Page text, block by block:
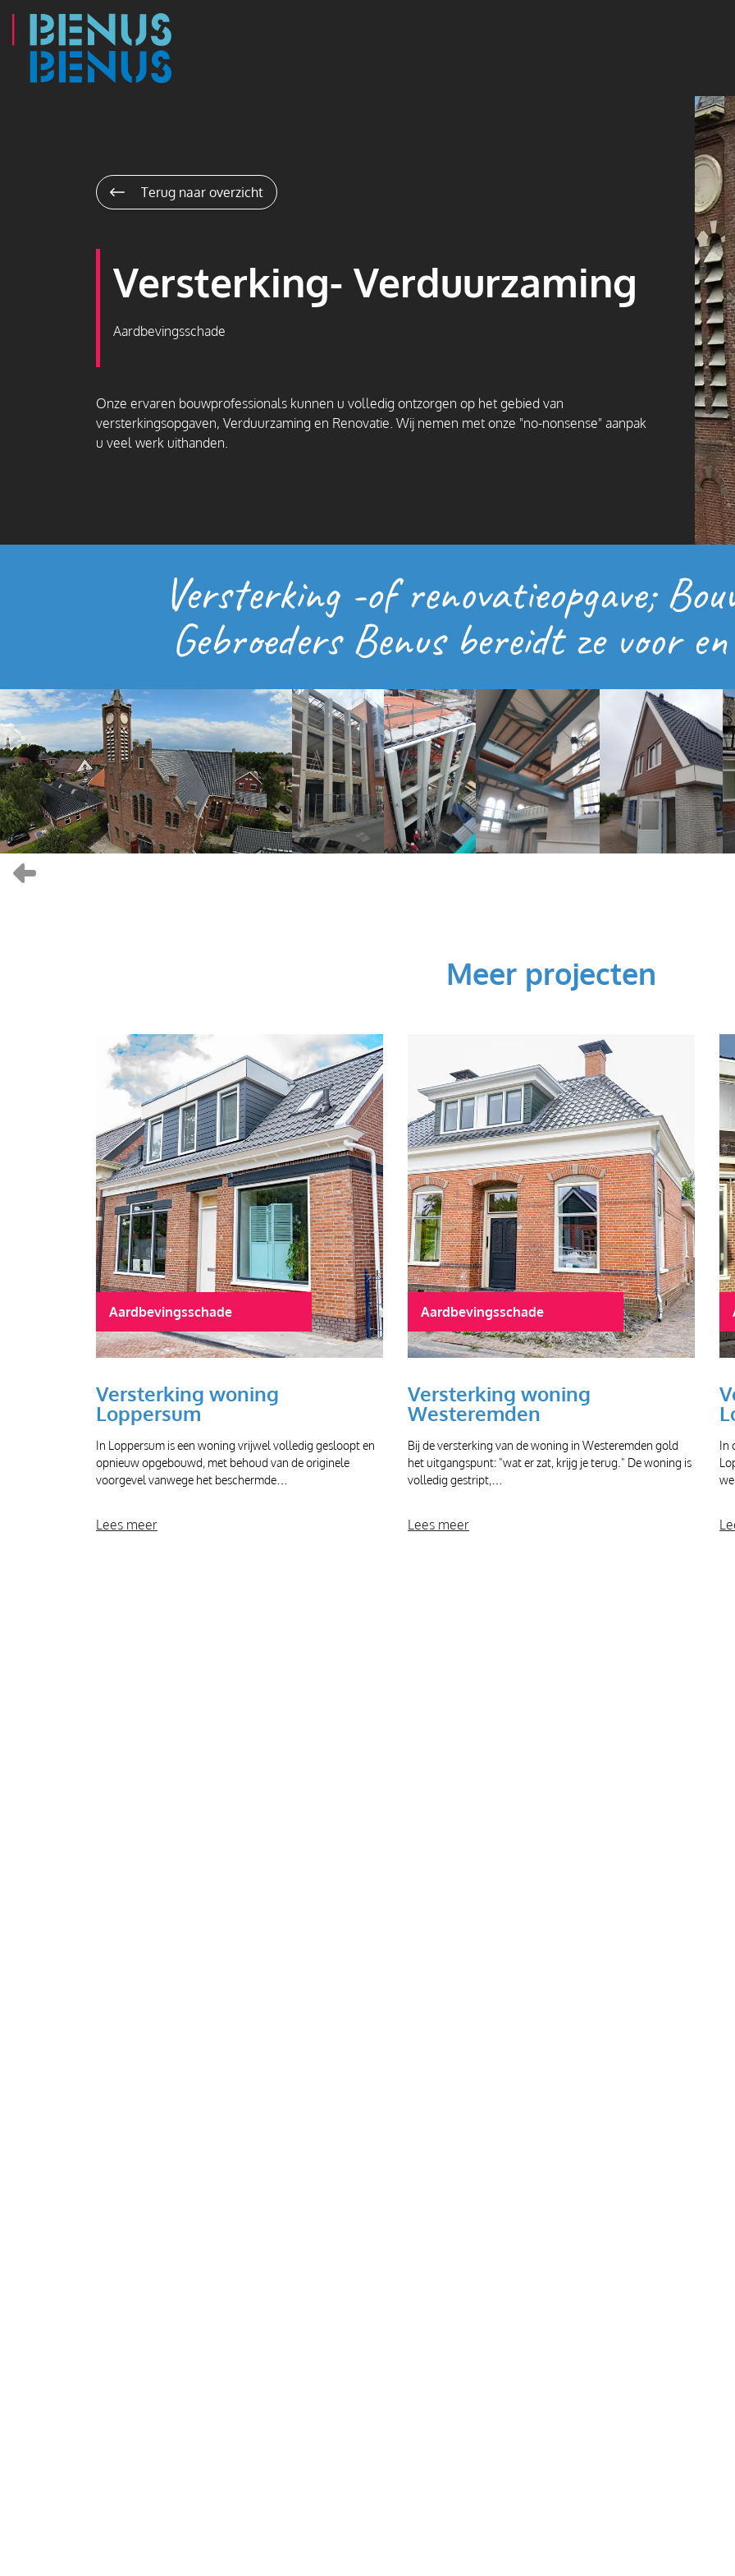
overslaan
Terug naar overzicht
Versterking- Verduurzaming
Aardbevingsschade
Onze ervaren bouwprofessionals kunnen u volledig ontzorgen op het gebied van
versterkingsopgaven, Verduurzaming en Renovatie. Wij nemen met onze "no-nonsense" aanpak
u veel werk uithanden.
Versterking -of renovatieopgave;
Gebroeders Benus bereidt ze voor
Meer projecten
Aardbevingsschade
Versterking woning
Loppersum
In Loppersum is een woning vrijwel volledig gesloopt en
opnieuw opgebouwd, met behoud van de originele
voorgevel vanwege het beschermde…
Lees meer
Aardbevingsschade
Versterking woning
Westeremden
Bij de versterking van de woning in Westeremden gold
het uitgangspunt: "wat er zat, krijg je terug." De woning is
volledig gestript,…
Lees meer
In